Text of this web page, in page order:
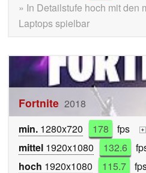
» In Detailstufe hoch mit den
Laptops spielbar
Fortnite 2018
min. 1280x720 178 fps +
mittel 1920x1080 132.6
hoch 1920x1080 115.7